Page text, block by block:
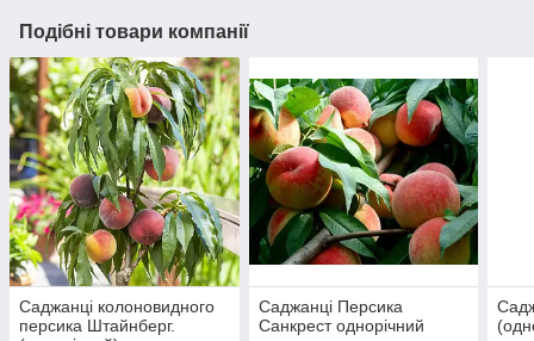
Подібні товари компанії
Саджанці колоновидного
персика Штайнберг.
Саджанці Персика
Санкрест однорічний